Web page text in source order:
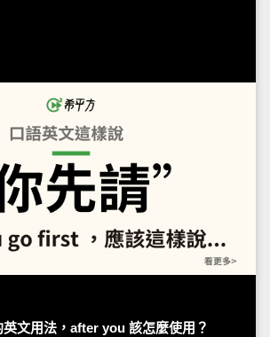
文用法，after you 該怎麼使用？